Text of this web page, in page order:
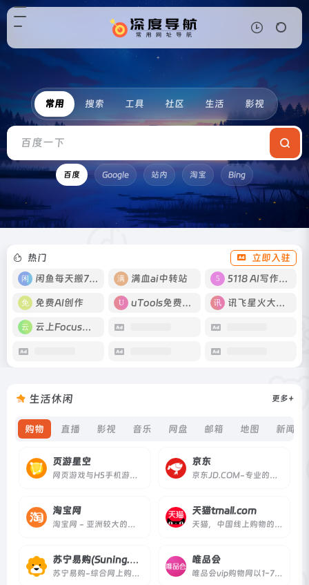
常用 搜索 工具 社区 生活 影视
百度 Google 站内 淘宝 Bing
热门
立即入驻
闲鱼每天搬700
满血ai中转站 5118 AI写作工具
免费AI创作 uTools免费工具箱 讯飞星火大模型
云上Focus接码
生活休闲
购物 直播 影视 音乐 网盘 邮箱 地图 新闻资
更多+
页游星空
网页游戏与H5手机游戏，以及游戏礼包、开服表、资讯、攻略、排行榜等相关讯息。
京东
京东JD.COM-专业的综合网上购物商城,销售家电、数码通讯、电脑、家居百货、服装服饰、母婴、图书、食品等数万个品牌优质商品.便捷、诚信的服务，为您提供愉悦的网上购物体验!
淘宝网
淘宝网 - 亚洲较大的网上交易平台，提供各类服饰、美容、家居、数码、话费/点卡充值… 数亿优质商品，同时提供担保交易(先收货后付款)等安全交易保障服务，并由商家提供退货承诺、破损补寄等消费者保障服务，让你安心享受网上购物乐趣！
天猫tmall.com
天猫，中国线上购物的地标网站，亚洲超大的综合性购物平台，拥有10万多品牌商家。每日发布大量国内外商品！正品网购，上天猫！天猫千万大牌正品,品类全，一站购，支付安全，退换无忧！理想生活上天猫!
苏宁易购(Suning.com)
苏宁易购-综合网上购物平台，商品涵盖家电、手机、电脑、超市、母婴、服装、百货、海外购等品类。送货更准时、价格更超值、上新货更快，正品行货、全国联保、可门店自提，全网更低价，让您放心去喜欢！
唯品会
唯品会vip购物网以1-7折超低折扣对全球各大品牌进行限时特卖，商品囊括服装、化妆品、家居、奢侈品等上千品牌。100%正品、低价、货到付款、7天无理由退货。